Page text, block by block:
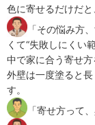
色に寄せるだけだ
「その悩み方
くて“失敗しにくい
中で家に合う寄せ方
外壁は一度塗ると
す。
「寄せ方って